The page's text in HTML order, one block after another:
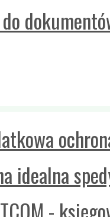
idealna
-